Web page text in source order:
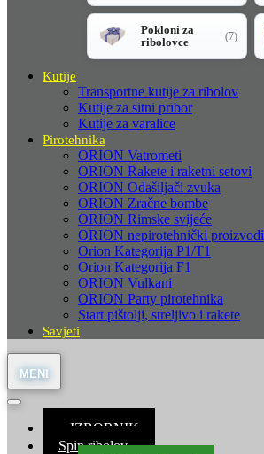
Pokloni za
ribolovce
(7)
Kutije
Transportne kutije za ribolov
Kutije za sitni pribor
Kutije za varalice
Pirotehnika
ORION Vatrometi
ORION Rakete i raketni setovi
ORION Odašiljači zvuka
ORION Zračne bombe
ORION Rimske svijeće
ORION nepirotehnički proizvodi
Orion Kategorija P1/T1
Orion Kategorija F1
ORION Vulkani
ORION Party pirotehnika
Start pištolji, streljivo i rakete
Savjeti
≡ IZBORNIK
Spin ribolov